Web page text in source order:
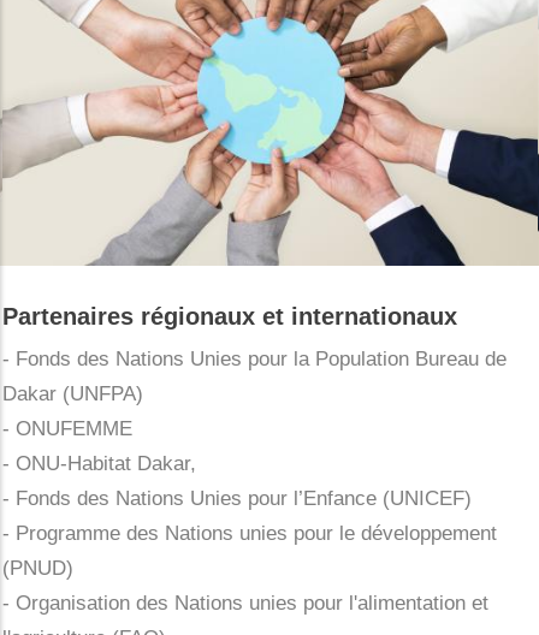
Partenaires régionaux et internationaux
- Fonds des Nations Unies pour la Population Bureau de
Dakar (UNFPA)
- ONUFEMME
- ONU-Habitat Dakar,
- Fonds des Nations Unies pour l’Enfance (UNICEF)
- Programme des Nations unies pour le développement
(PNUD)
- Organisation des Nations unies pour l'alimentation et